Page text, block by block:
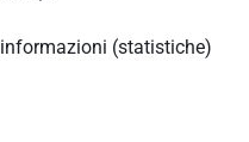
(statistiche)